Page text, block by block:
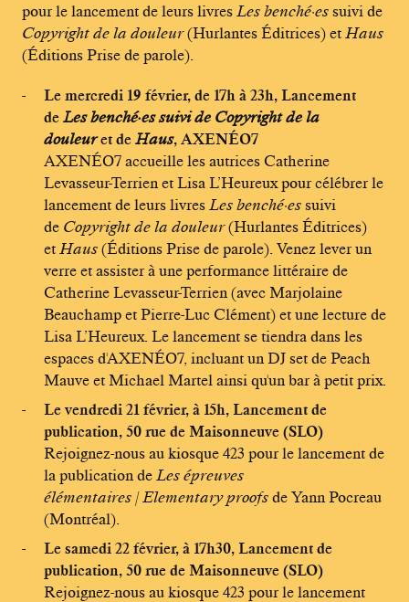
pour le lancement de leurs livres Les benché·es suivi de
Copyright de la douleur(Hurlantes Éditrices) et Haus
(Éditions Prise de parole).
Le mercredi 19 février, de 17h à 23h, Lancement
de Les benché·es suivi de Copyright de la
douleuret de Haus, AXENÉO7
AXENÉO7 accueille les autrices Catherine
Levasseur-Terrien et Lisa L’Heureux pour célébrer le
lancement de leurs livres Les benché·es suivi
de Copyright de la douleur(Hurlantes Éditrices)
et Haus (Éditions Prise de parole). Venez lever un
verre et assister à une performance littéraire de
Catherine Levasseur-Terrien (avec Marjolaine
Beauchamp et Pierre-Luc Clément) et une lecture de
Lisa L’Heureux. Le lancement se tiendra dans les
espaces d'AXENÉO7, incluant un DJ set de Peach
Mauve et Michael Martel ainsi qu'un bar à petit prix.
Le vendredi 21 février, à 15h, Lancement de
publication, 50 rue de Maisonneuve (SLO)
Rejoignez-nous au kiosque 423 pour le lancement de
la publication de Les épreuves
élémentaires / Elementary proofs de Yann Pocreau
(Montréal).
Le samedi 22 février, à 17h30, Lancement de
publication, 50 rue de Maisonneuve (SLO)
Rejoignez-nous au kiosque 423 pour le lancement